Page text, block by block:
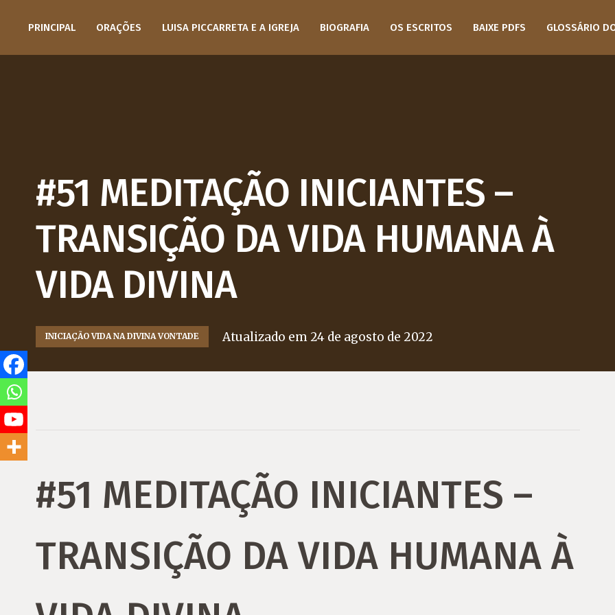
PRINCIPAL ORAÇÕES LUISA PICCARRETA E A IGREJA BIOGRAFIA OS ESCRITOS BAIXE PDFS GLOSSÁRIO
#51 MEDITAÇÃO INICIANTES –
TRANSIÇÃO DA VIDA HUMANA À
VIDA DIVINA
INICIAÇÃO VIDA NA DIVINA VONTADE Atualizado em 24 de agosto de 2022
#51 MEDITAÇÃO INICIANTES –
TRANSIÇÃO DA VIDA HUMANA À